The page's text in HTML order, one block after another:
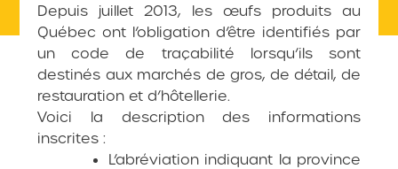
Depuis juillet 2013, les œufs produits au
Québec ont l’obligation d’être identifiés par
un code de traçabilité lorsqu’ils sont
destinés aux marchés de gros, de détail, de
restauration et d’hôtellerie.
Voici la description des informations
inscrites :
L’abréviation indiquant la province